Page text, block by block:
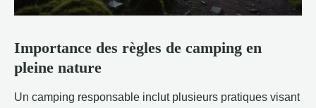
Importance des règles de camping en
pleine nature
Un camping responsable inclut plusieurs pratiques visant